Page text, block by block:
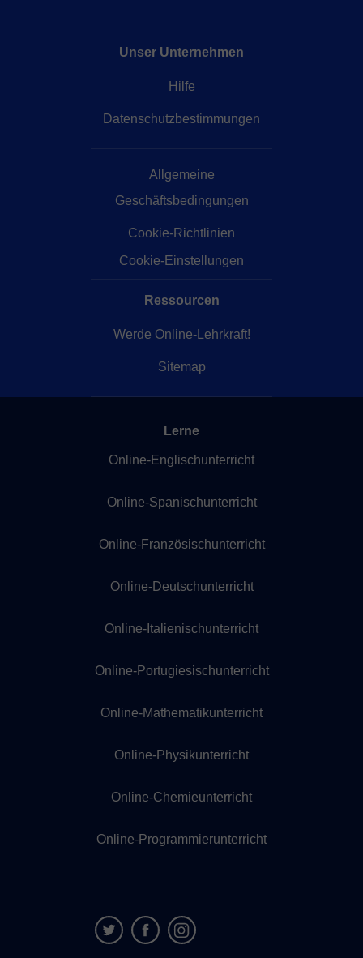
Unser Unternehmen
Hilfe
Datenschutzbestimmungen
Allgemeine
Geschäftsbedingungen
Cookie-Richtlinien
Cookie-Einstellungen
Ressourcen
Werde Online-Lehrkraft!
Sitemap
Lerne
Online-Englischunterricht
Online-Spanischunterricht
Online-Französischunterricht
Online-Deutschunterricht
Online-Italienischunterricht
Online-Portugiesischunterricht
Online-Mathematikunterricht
Online-Physikunterricht
Online-Chemieunterricht
Online-Programmierunterricht